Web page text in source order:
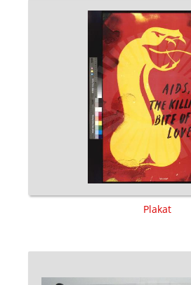
Plakat